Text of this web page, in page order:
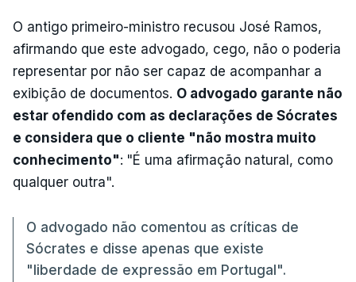
O antigo primeiro-ministro recusou José Ramos,
afirmando que este advogado, cego, não o poderia
representar por não ser capaz de acompanhar a
exibição de documentos. O advogado garante não
estar ofendido com as declarações de Sócrates
e considera que o cliente "não mostra muito
conhecimento": "É uma afirmação natural, como
qualquer outra".
O advogado não comentou as críticas de
Sócrates e disse apenas que existe
"liberdade de expressão em Portugal".